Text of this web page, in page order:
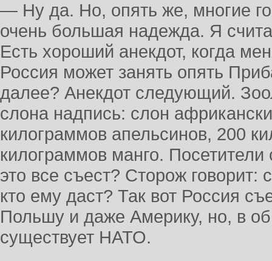
— Ну да. Но, опять же, многие
очень большая надежда. Я
Есть хороший анекдот, когда
Россия может занять опять
далее? Анекдот следующий.
слона надпись: слон
килограммов апельсинов, 200
килограммов манго.
это все съест? Сторож говорит:
кто ему даст? Так вот Россия
Польшу и даже Америку, но, в
существует НАТО.